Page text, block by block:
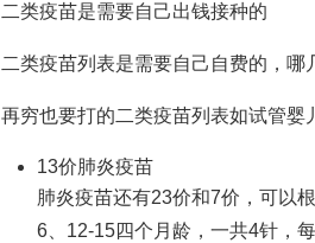
二类疫苗是需要自己出钱接种的
二类疫苗列表是需要自己自费的，哪
再穷也要打的二类疫苗列表如试管婴
13价肺炎疫苗
肺炎疫苗还有23价和7价，可以
6、12-15四个月龄，一共4针，每